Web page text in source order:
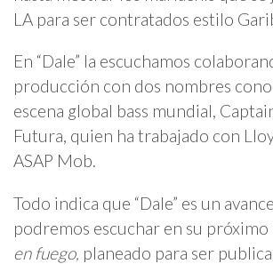
LA para ser contratados estilo
En “Dale” la escuchamos
producción con dos nombres
escena global bass mundial,
Futura, quien ha trabajado con
ASAP Mob.
Todo indica que “Dale” es un
podremos escuchar en su próximo
en fuego, planeado para ser